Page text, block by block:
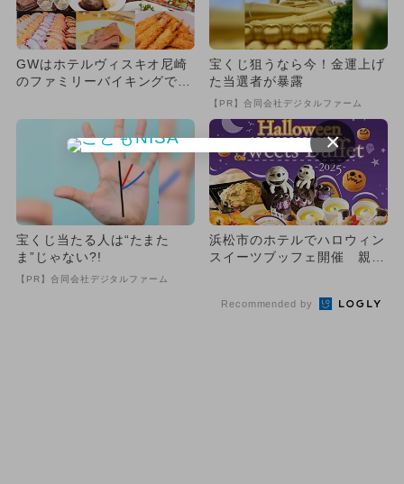
GWはホテルヴィスキオ尼崎
のファミリーバイキングでラ
宝くじ狙うなら今！金運上げ
た当選者が暴露
【PR】合同会社デジタルファーム
宝くじ当たる人は“たまた
ま”じゃない?!
【PR】合同会社デジタルファーム
浜松市のホテルでハロウィン
スイーツブッフェ開催 親子
Recommended by
×